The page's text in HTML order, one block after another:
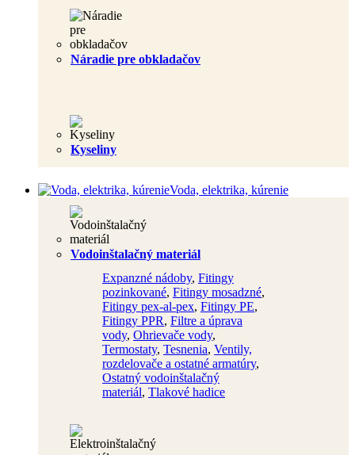
Náradie pre obkladačov
Kyseliny
Voda, elektrika, kúrenie
Vodoinštalačný materiál
Expanzné nádoby, Fitingy
pozinkované, Fitingy mosadzné,
Fitingy pex-al-pex, Fitingy PE,
Fitingy PPR, Filtre a úprava
vody, Ohrievače vody,
Termostaty, Tesnenia, Ventily,
rozdelovače a ostatné armatúry,
Ostatný vodoinštalačný
materiál, Tlakové hadice